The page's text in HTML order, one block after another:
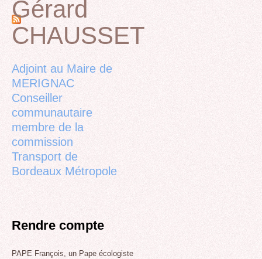
Pages
Back
to
Gérard
CHAUSSET
Adjoint au Maire de
MERIGNAC
Conseiller
communautaire
membre de la
commission
Transport de
Bordeaux Métropole
Rendre compte
PAPE François, un Pape écologiste